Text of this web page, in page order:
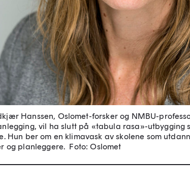
Hanssen, Oslomet-forsker og NMBU-
vil ha slutt på «tabula rasa»-utbygging
Hun ber om en klimavask av skolene som
og planleggere. Foto: Oslomet